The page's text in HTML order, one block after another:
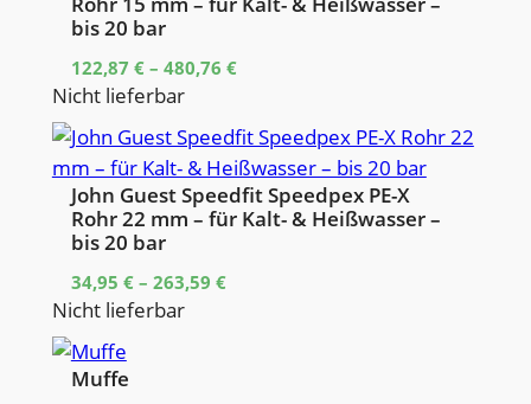
bis 20 bar
122,87 €– 480,76 €
Nicht lieferbar
John Guest Speedfit Speedpex PE-X
Rohr 22 mm – für Kalt- & Heißwasser –
bis 20 bar
34,95 €– 263,59 €
Nicht lieferbar
Muffe